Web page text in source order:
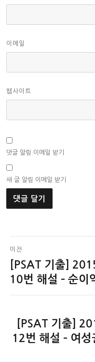
이메일
웹사이트
댓글 알림 이메일 받기
새 글 알림 이메일 받기
글
탐
색
이전
이
전
[PSAT 기출]
10번 해설 – 순이
음
[PSAT 기출]
12번 해설 – 여성